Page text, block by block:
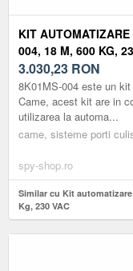
KIT
004, 18 M, 600 KG,
3.030,23 RON
8K01MS-004 este un
Came, acest kit are in
utilizarea la automa...
came, sisteme porti
spy-shop.ro
Similar cu Kit automatizare
Kg, 230 VAC